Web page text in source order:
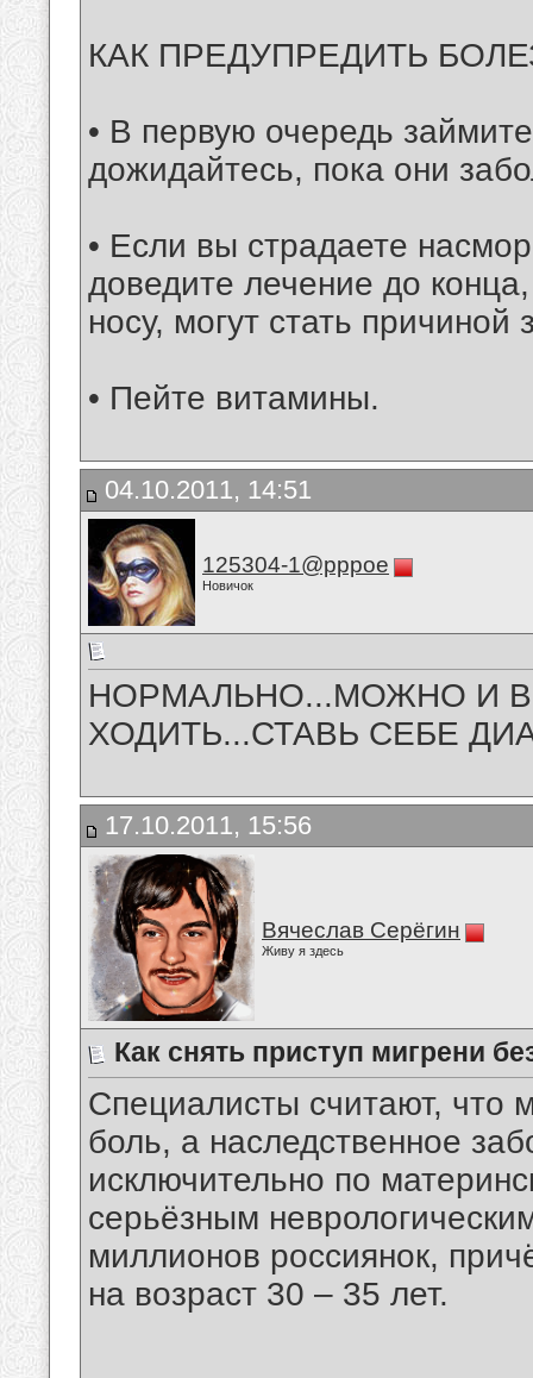
КАК ПРЕДУПРЕДИТЬ
• В первую очередь
дожидайтесь, пока они
• Если вы страдаете
доведите лечение до
носу, могут стать причиной
• Пейте витамины.
04.10.2011, 14:51
125304-1@pppoe
Новичок
НОРМАЛЬНО...МОЖНО И В
ХОДИТЬ...СТАВЬ СЕБЕ
17.10.2011, 15:56
Вячеслав Серёгин
Живу я здесь
Как снять приступ мигрени
Специалисты считают, что
боль, а наследственное
исключительно по
серьёзным
миллионов россиянок,
на возраст 30 – 35 лет.